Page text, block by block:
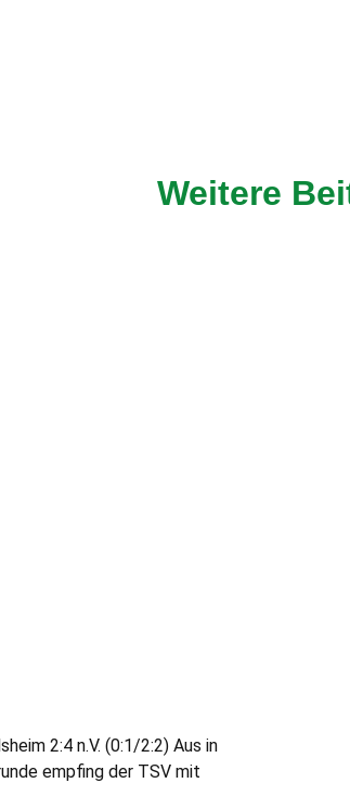
Weitere
2:4 n.V. (0:1/2:2) Aus in
empfing der TSV mit